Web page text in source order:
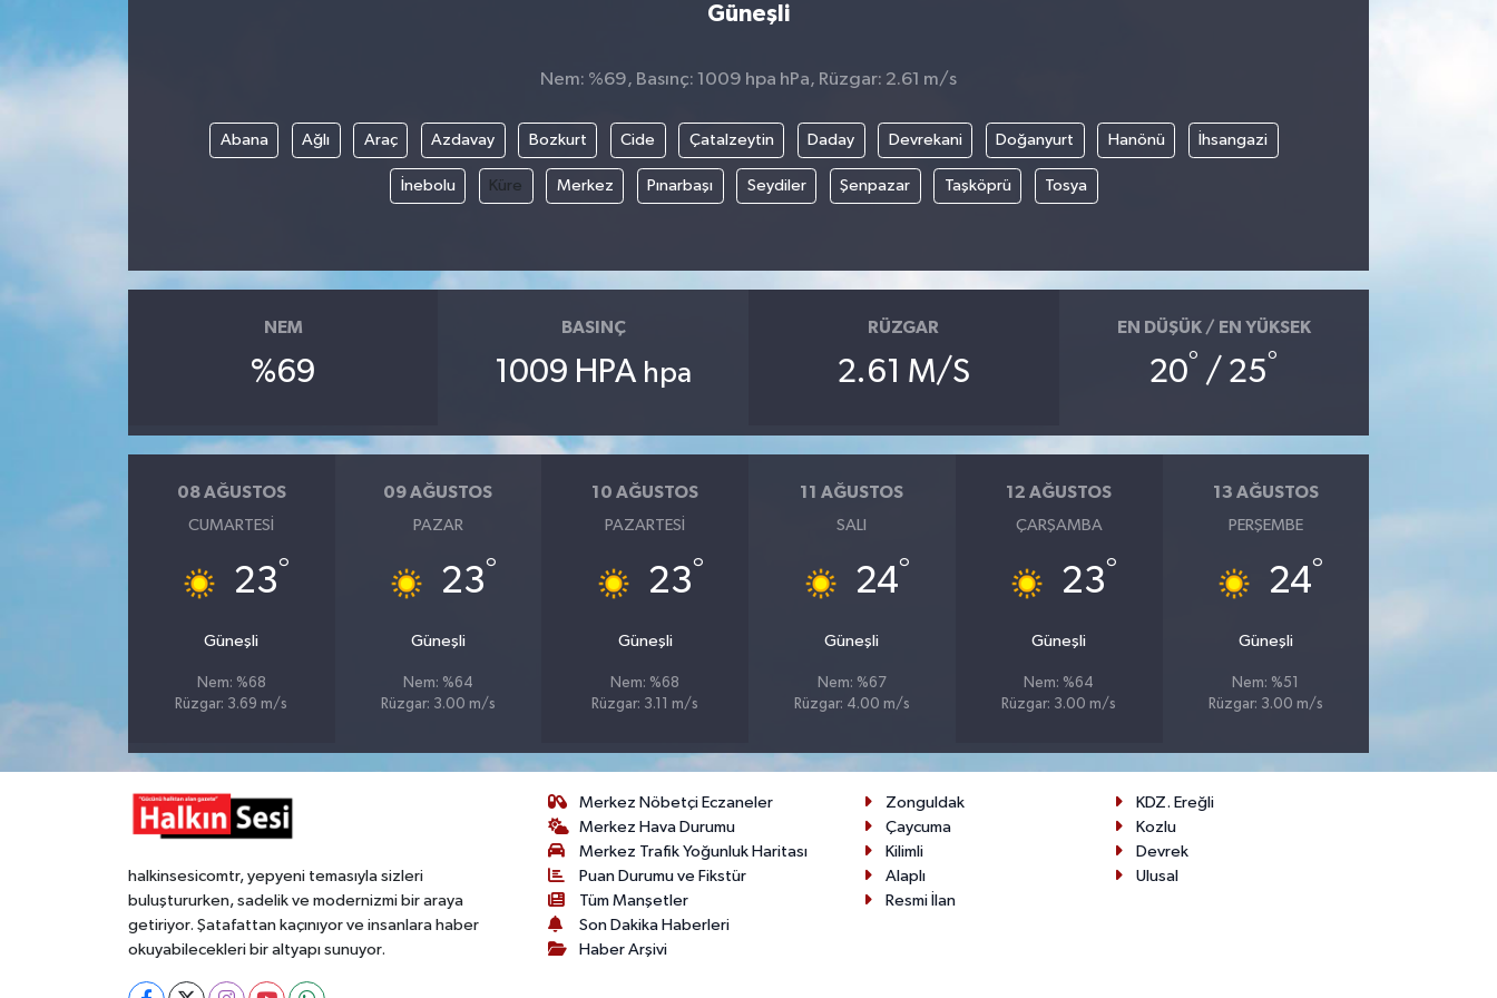
Güneşli
Nem: %69, Basınç: 1009 hpa hPa, Rüzgar: 2.61 m/s
Abana Ağlı Araç Azdavay Bozkurt Cide Çatalzeytin Daday Devrekani Doğanyurt Hanönü İhsangazi
İnebolu Küre Merkez Pınarbaşı Seydiler Şenpazar Taşköprü Tosya
NEM
%69
BASINÇ
1009 HPA hpa
RÜZGAR
2.61 M/S
EN DÜŞÜK / EN YÜKSEK
20° / 25°
08 AĞUSTOS
CUMARTESI
23°
Güneşli
Nem: %68
Rüzgar: 3.69 m/s
09 AĞUSTOS
PAZAR
23°
Güneşli
Nem: %64
Rüzgar: 3.00 m/s
10 AĞUSTOS
PAZARTESI
23°
Güneşli
Nem: %68
Rüzgar: 3.11 m/s
11 AĞUSTOS
SALI
24°
Güneşli
Nem: %67
Rüzgar: 4.00 m/s
12 AĞUSTOS
ÇARŞAMBA
23°
Güneşli
Nem: %64
Rüzgar: 3.00 m/s
13 AĞUSTOS
PERŞEMBE
24°
Güneşli
Nem: %51
Rüzgar: 3.00 m/s
halkinsesicomtr, yepyeni temasıyla sizleri
buluştururken, sadelik ve modernizmi bir araya
getiriyor. Şatafattan kaçınıyor ve insanlara haber
okuyabilecekleri bir altyapı sunuyor.
Merkez Nöbetçi Eczaneler
Merkez Hava Durumu
Merkez Trafik Yoğunluk Haritası
Puan Durumu ve Fikstür
Tüm Manşetler
Son Dakika Haberleri
Haber Arşivi
Zonguldak
KDZ. Ereğli
Çaycuma
Kozlu
Kilimli
Devrek
Alaplı
Ulusal
Resmi İlan
Devrek
Ekonomi
Kültür - Sanat
MAGAZİN
Politika
Resmi İlan